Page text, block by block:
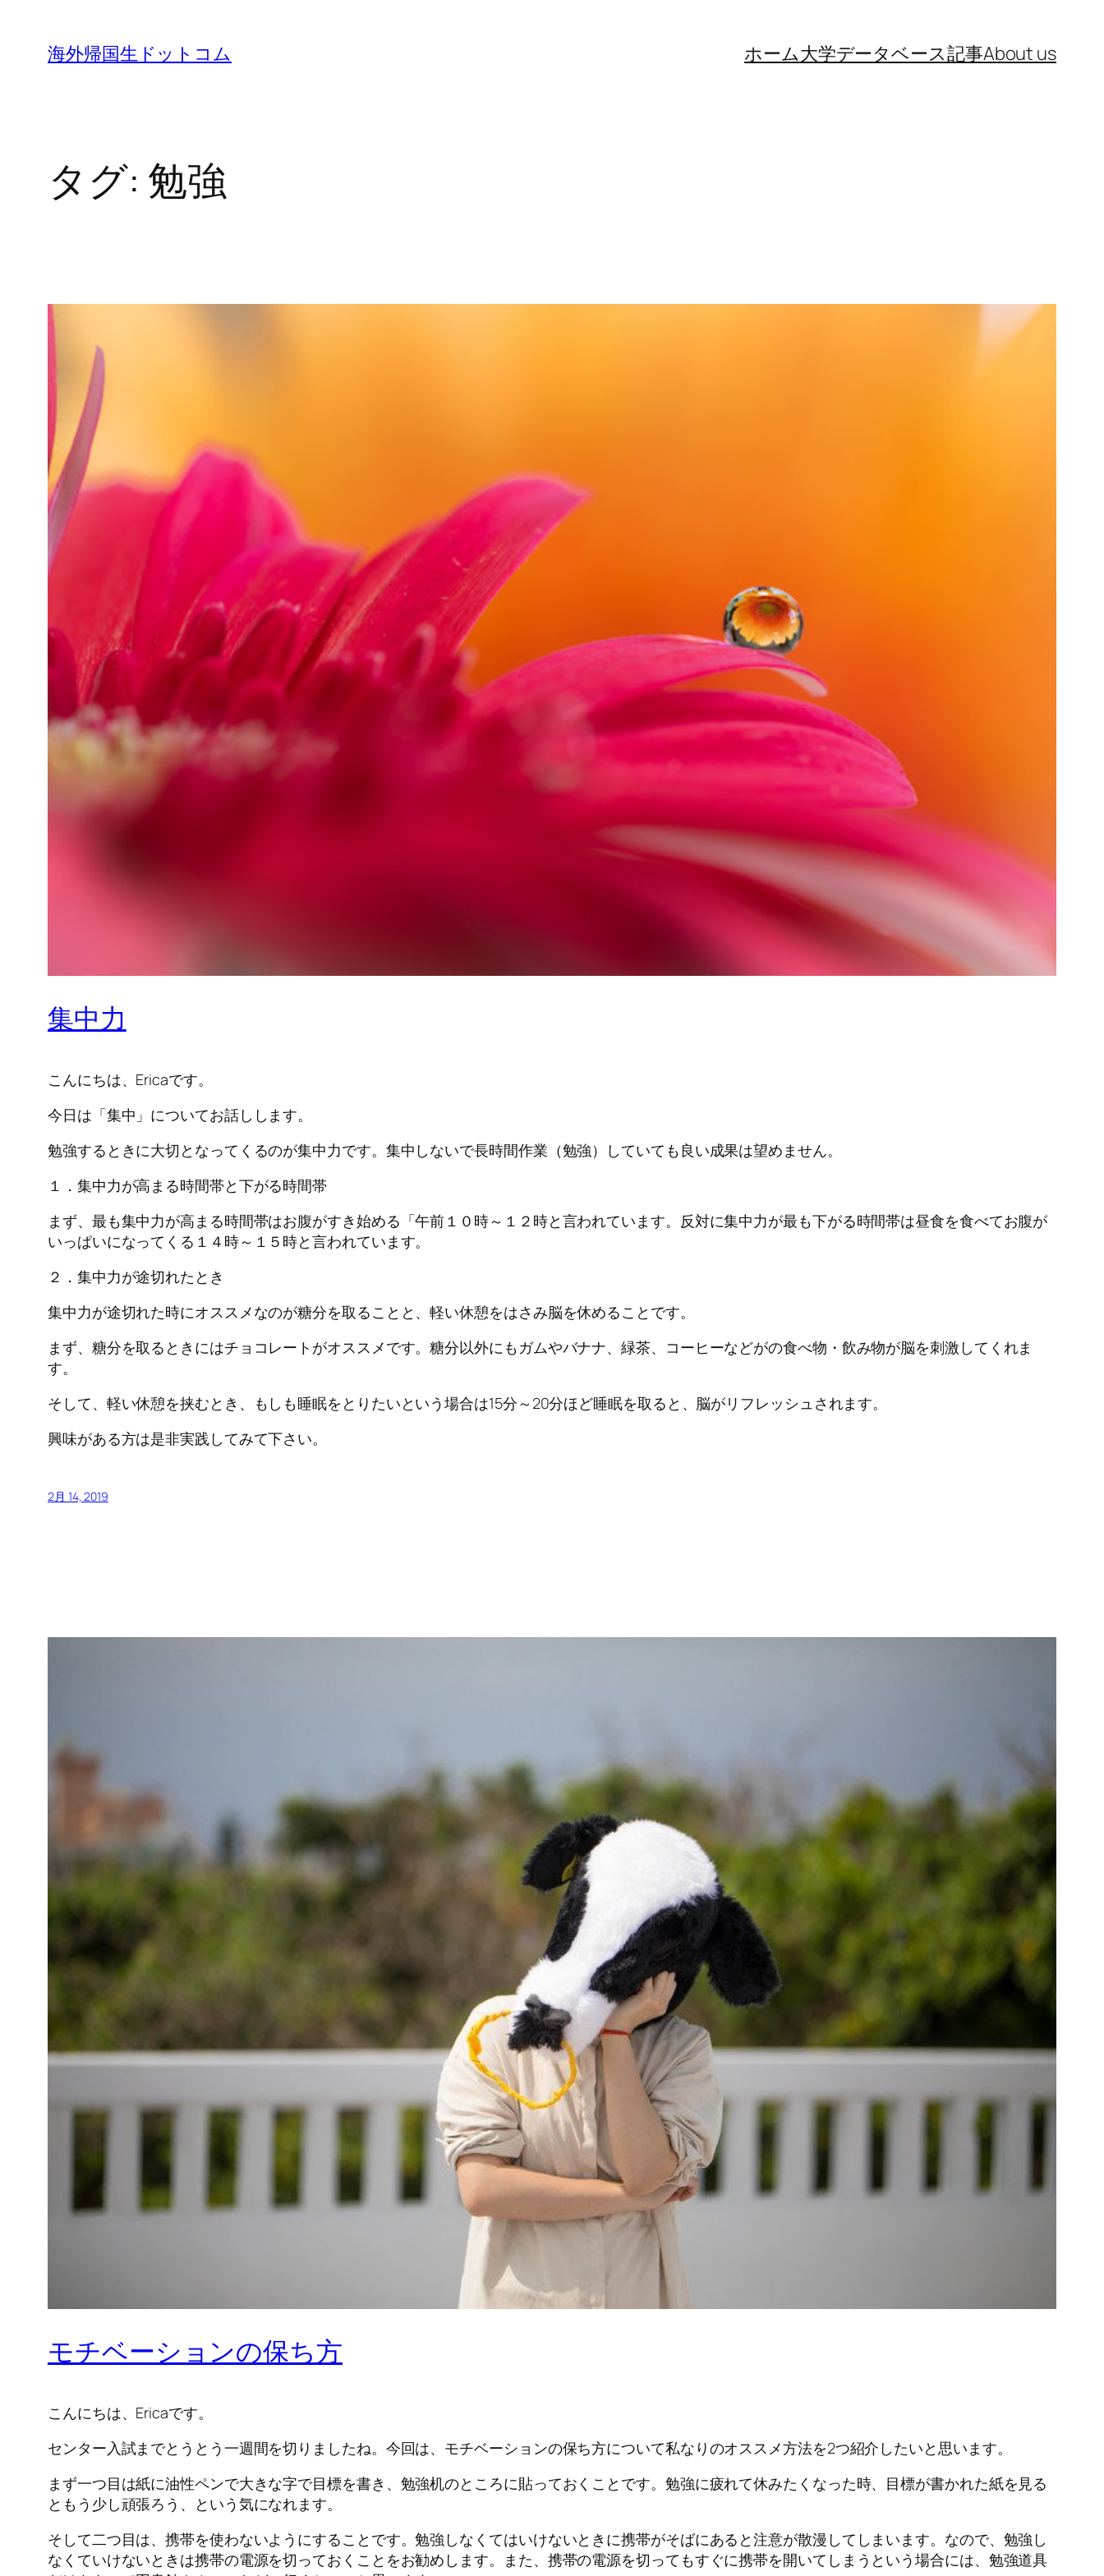
海外帰国生ドットコム ホーム大学データベース記事About us
タグ: 勉強
集中力
こんにちは、Ericaです。
今日は「集中」についてお話しします。
勉強するときに大切となってくるのが集中力です。集中しないで長時間作業（勉強）していても良い成果は望めません。
１．集中力が高まる時間帯と下がる時間帯
まず、最も集中力が高まる時間帯はお腹がすき始める「午前１０時～１２時と言われています。反対に集中力が最も下がる時間帯は昼食を食べてお腹が
いっぱいになってくる１４時～１５時と言われています。
２．集中力が途切れたとき
集中力が途切れた時にオススメなのが糖分を取ることと、軽い休憩をはさみ脳を休めることです。
まず、糖分を取るときにはチョコレートがオススメです。糖分以外にもガムやバナナ、緑茶、コーヒーなどがの食べ物・飲み物が脳を刺激してくれま
す。
そして、軽い休憩を挟むとき、もしも睡眠をとりたいという場合は15分～20分ほど睡眠を取ると、脳がリフレッシュされます。
興味がある方は是非実践してみて下さい。
2月 14, 2019
モチベーションの保ち方
こんにちは、Ericaです。
センター入試までとうとう一週間を切りましたね。今回は、モチベーションの保ち方について私なりのオススメ方法を2つ紹介したいと思います。
まず一つ目は紙に油性ペンで大きな字で目標を書き、勉強机のところに貼っておくことです。勉強に疲れて休みたくなった時、目標が書かれた紙を見る
ともう少し頑張ろう、という気になれます。
そして二つ目は、携帯を使わないようにすることです。勉強しなくてはいけないときに携帯がそばにあると注意が散漫してしまいます。なので、勉強し
なくていけないときは携帯の電源を切っておくことをお勧めします。また、携帯の電源を切ってもすぐに携帯を開いてしまうという場合には、勉強道具